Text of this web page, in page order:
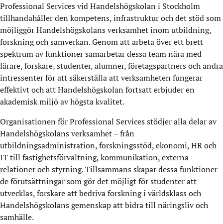
Professional Services vid Handelshögskolan i Stockholm
tillhandahåller den kompetens, infrastruktur och det stöd som
möjliggör Handelshögskolans verksamhet inom utbildning,
forskning och samverkan. Genom att arbeta över ett brett
spektrum av funktioner samarbetar dessa team nära med
lärare, forskare, studenter, alumner, företagspartners och andra
intressenter för att säkerställa att verksamheten fungerar
effektivt och att Handelshögskolan fortsatt erbjuder en
akademisk miljö av högsta kvalitet.
Organisationen för Professional Services stödjer alla delar av
Handelshögskolans verksamhet – från
utbildningsadministration, forskningsstöd, ekonomi, HR och
IT till fastighetsförvaltning, kommunikation, externa
relationer och styrning. Tillsammans skapar dessa funktioner
de förutsättningar som gör det möjligt för studenter att
utvecklas, forskare att bedriva forskning i världsklass och
Handelshögskolans gemenskap att bidra till näringsliv och
samhälle.